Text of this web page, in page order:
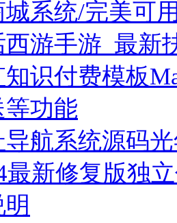
城系统/完美可
西游手游_最新
知识付费模板
等功能
导航系统源码
最新修复版独